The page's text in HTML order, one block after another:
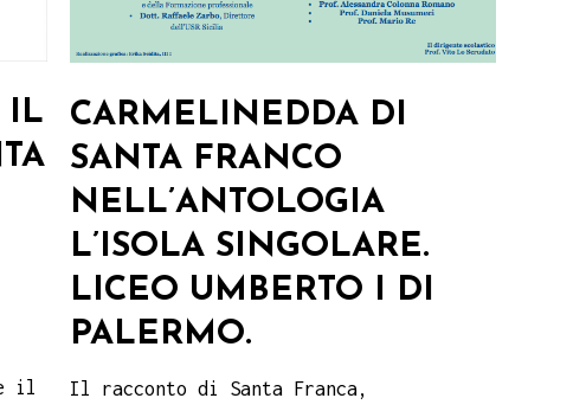
IL
e il
CARMELINEDDA DI
SANTA FRANCO
NELL’ANTOLOGIA
L’ISOLA SINGOLARE.
LICEO UMBERTO I DI
PALERMO.
Il racconto di Santa Franca,